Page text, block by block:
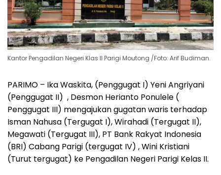
Kantor Pengadilan Negeri Klas II Parigi Moutong /Foto: Arif Budiman.
PARIMO – Ika Waskita, (Penggugat I) Yeni Angriyani
(Penggugat II) , Desmon Herianto Ponulele (
Penggugat III) mengajukan gugatan waris terhadap
Isman Nahusa (Tergugat I), Wirahadi (Tergugat II),
Megawati (Tergugat III), PT Bank Rakyat Indonesia
(BRI) Cabang Parigi (tergugat IV) , Wini Kristiani
(Turut tergugat) ke Pengadilan Negeri Parigi Kelas II.